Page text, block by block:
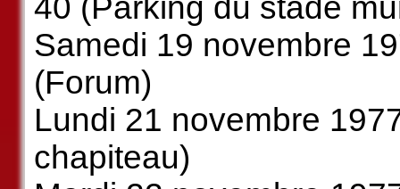
40 (Parking du stade
Samedi 19 novembre
(Forum)
Lundi 21 novembre
chapiteau)